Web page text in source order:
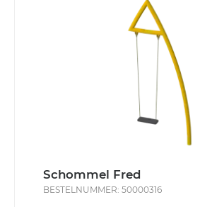
Schommel Fred
BESTELNUMMER: 50000316